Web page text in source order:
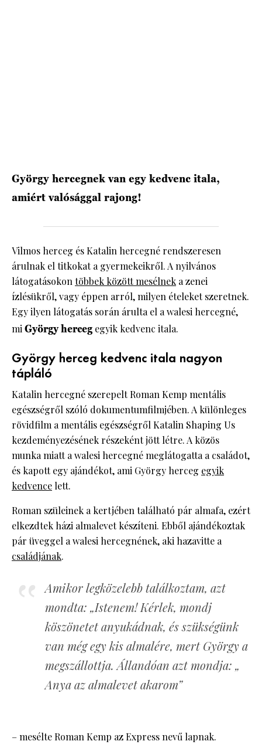
György hercegnek van egy kedvenc itala,
amiért valósággal rajong!
Vilmos herceg és Katalin hercegné rendszeresen
árulnak el titkokat a gyermekeikről. A nyilvános
látogatásokontöbbek között mesélnek a zenei
ízlésükről, vagy éppen arról, milyen ételeket szeretnek.
Egy ilyen látogatás során árulta el a walesi hercegné,
miGyörgy herceg egyik kedvenc itala.
György herceg kedvenc itala nagyon
tápláló
Katalin hercegné szerepelt Roman Kemp mentális
egészségről szóló dokumentumfilmjében. A különleges
rövidfilm a mentális egészségről Katalin Shaping Us
kezdeményezésének részeként jött létre. A közös
munka miatt a walesi hercegné meglátogatta a családot,
és kapott egy ajándékot, ami György herceg egyik
kedvence lett.
Roman szüleinek a kertjében található pár almafa, ezért
elkezdtek házi almalevet készíteni. Ebből ajándékoztak
pár üveggel a walesi hercegnének, aki hazavitte a
családjának.
Amikor legközelebb találkoztam, azt
mondta: „Istenem! Kérlek, mondj
köszönetet anyukádnak, és szükségünk
van még egy kis almalére, mert György a
megszállottja. Állandóan azt mondja: „
Anya az almalevet akarom”
– mesélte Roman Kemp az Express nevű lapnak.